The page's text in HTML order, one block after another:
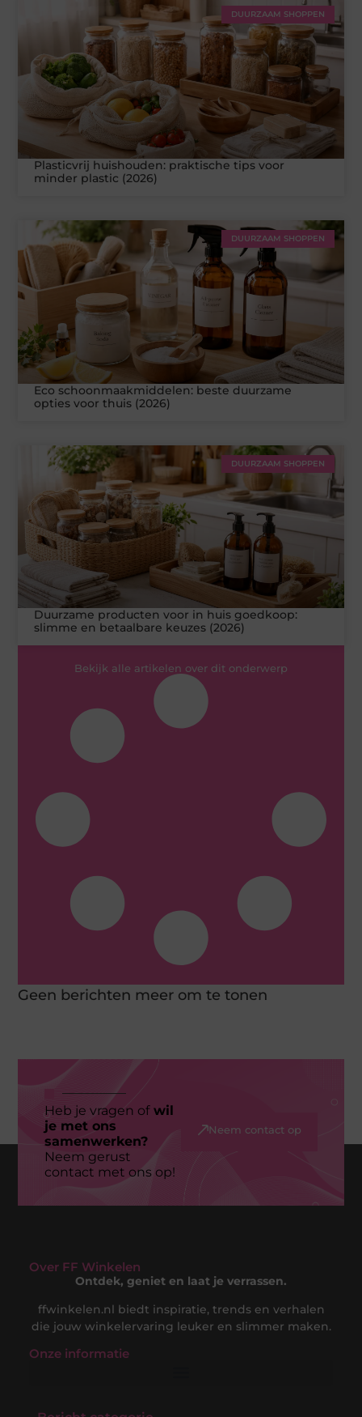
DUURZAAM SHOPPEN
Plasticvrij huishouden: praktische tips voor
minder plastic (2026)
DUURZAAM SHOPPEN
Eco schoonmaakmiddelen: beste duurzame
opties voor thuis (2026)
DUURZAAM SHOPPEN
Duurzame producten voor in huis goedkoop:
slimme en betaalbare keuzes (2026)
Bekijk alle artikelen over dit onderwerp
Geen berichten meer om te tonen
Heb je vragen ofwil
je met ons
samenwerken?
Neem gerust
contact met ons op!
Neem contact op
Over FF Winkelen
Ontdek, geniet en laat je verrassen.
ffwinkelen.nl biedt inspiratie, trends en verhalen
die jouw winkelervaring leuker en slimmer maken.
Onze informatie